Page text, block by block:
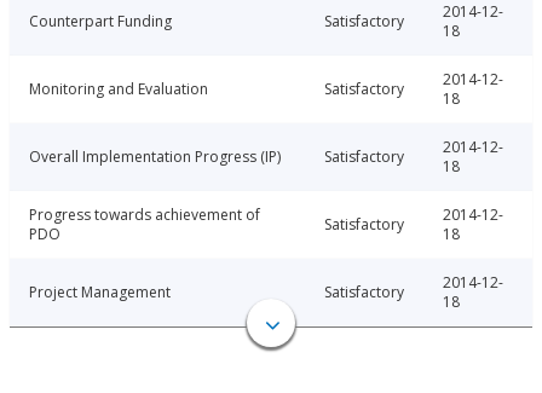
Counterpart Funding Satisfactory
2014-12-
18
Monitoring and Evaluation Satisfactory
2014-12-
18
Overall Implementation Progress (IP) Satisfactory
2014-12-
18
Progress towards achievement of
PDO
Satisfactory
2014-12-
18
Project Management Satisfactory
2014-12-
18